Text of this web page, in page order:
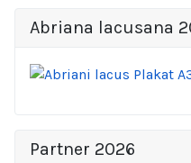
Abriana lacusana
Partner 2026